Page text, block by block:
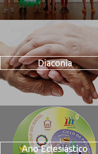
Diaconia
Ano Eclesiástico